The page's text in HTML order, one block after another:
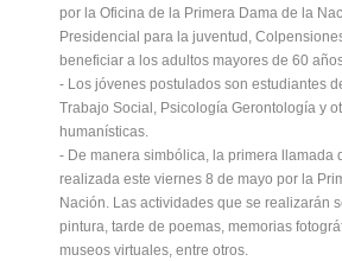
por la Oficina de la Primera Dama de la
Presidencial para la juventud,
beneficiar a los adultos mayores de 60
- Los jóvenes postulados son estudiantes
Trabajo Social, Psicología Gerontología y
humanísticas.
- De manera simbólica, la primera llamada
realizada este viernes 8 de mayo por la
Nación. Las actividades que se realizarán
pintura, tarde de poemas, memorias
museos virtuales, entre otros.